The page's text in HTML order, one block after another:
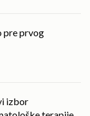
pre prvog
izbor